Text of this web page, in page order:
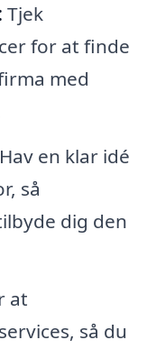
Tjek
for at finde
med
Hav en klar idé
så
dig den
at
så du